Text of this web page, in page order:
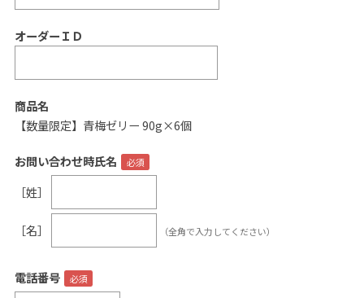
初めての方へ ご利用ガイド
ギフトサービス
お問い合わせ
0120-12-2486
【営業時間】8:30～17:30
休業日：日曜・祝日／土曜は不定休
お問い合わせフォームはこちら
オーダーＩＤ
商品名
【数量限定】青梅ゼリー 90g×6個
お問い合わせ時氏名
［姓］
［名］ （全角で入力してください）
電話番号